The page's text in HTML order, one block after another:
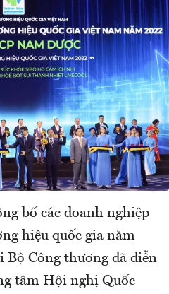
bố các doanh nghiệp
hiệu quốc gia năm
Bộ Công thương đã diễn
tâm Hội nghị Quốc